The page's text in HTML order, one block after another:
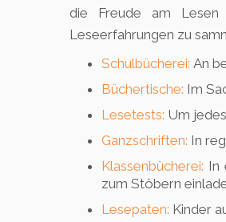
die Freude am Lesen
Leseerfahrungen zu
Schulbücherei: An
Büchertische: Im
Lesetests: Um
Ganzschriften: In
Klassenbücherei: In
zum Stöbern
Lesepaten: Kinder